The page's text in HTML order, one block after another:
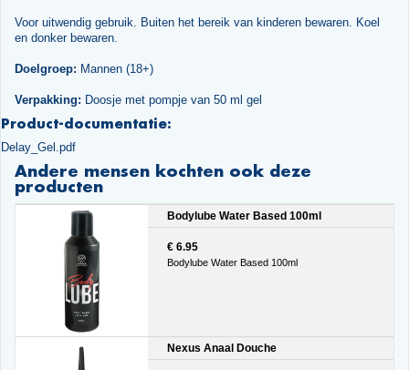
Voor uitwendig gebruik. Buiten het bereik van kinderen bewaren. Koel
en donker bewaren.
Doelgroep: Mannen (18+)
Verpakking: Doosje met pompje van 50 ml gel
Product-documentatie:
Delay_Gel.pdf
Andere mensen kochten ook deze
producten
Bodylube Water Based 100ml
€ 6.95
Bodylube Water Based 100ml
Nexus Anaal Douche